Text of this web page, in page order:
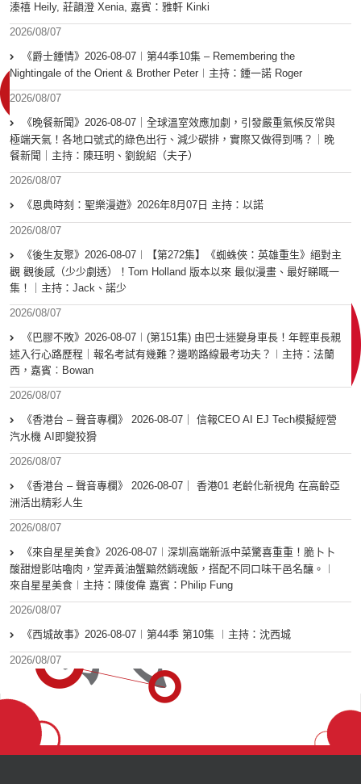
溱禧 Heily, 莊韻澄 Xenia, 嘉賓：雅軒 Kinki
2026/08/07
《爵士鍾情》2026-08-07︱第44季10集 – Remembering the
Nightingale of the Orient & Brother Peter︱主持：鍾一諾 Roger
2026/08/07
《晚餐新聞》2026-08-07｜全球溫室效應加劇，引發嚴重氣候反常與
極端天氣！各地口號式的綠色出行、減少碳排，實際又做得到嗎？｜晚
餐新聞｜主持：陳珏明、劉銳紹（夫子）
2026/08/07
《恩典時刻：聖樂漫遊》2026年8月07日 主持：以諾
2026/08/07
《後生友聚》2026-08-07︱【第272集】《蜘蛛俠：英雄重生》絕對主
觀 觀後感（少少劇透）！Tom Holland 版本以來 最似漫畫、最好睇嘅一
集！｜主持：Jack、諾少
2026/08/07
《巴膠不敗》2026-08-07︱(第151集) 由巴士迷變身車長！年輕車長親
述入行心路歷程｜報名考試有幾難？邊啲路線最考功夫？︱主持：法蘭
西，嘉賓︰Bowan
2026/08/07
《香港台 – 聲音專欄》 2026-08-07｜ 信報CEO AI EJ Tech模擬經營
汽水機 AI即變狡猾
2026/08/07
《香港台 – 聲音專欄》 2026-08-07｜ 香港01 老齡化新視角 在高齡亞
洲活出精彩人生
2026/08/07
《來自星星美食》2026-08-07︱深圳高端新派中菜驚喜重重！脆卜卜
酸甜燈影咕嚕肉，堂弄黃油蟹黯然銷魂飯，搭配不同口味干邑名釀。︱
來自星星美食︱主持：陳俊偉 嘉賓：Philip Fung
2026/08/07
《西城故事》2026-08-07︱第44季 第10集 ︱主持：沈西城
2026/08/07